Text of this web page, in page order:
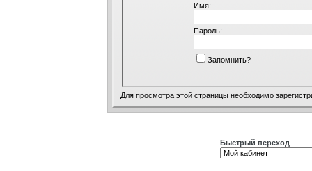
Имя:
Пароль:
Запомнить?
Для просмотра этой страницы необходимо
Быстрый переход